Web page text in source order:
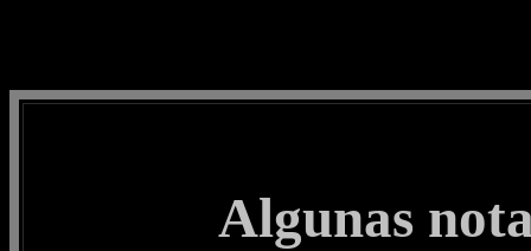
Algunas